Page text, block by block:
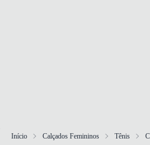
Início Calçados Femininos Tênis